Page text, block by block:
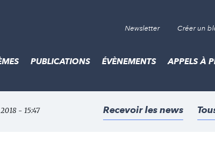
Newsletter Créer un
PUBLICATIONS ÉVÈNEMENTS APPELS À
- 15:47 Recevoir les news